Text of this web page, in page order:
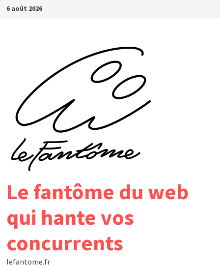
Passer
6 août 2026
Le fantôme du web
qui hante vos
concurrents
lefantome.fr